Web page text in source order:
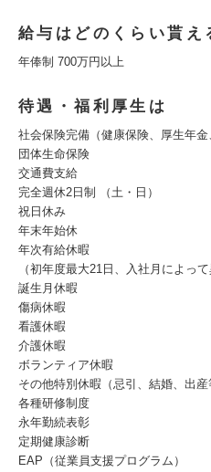
給与はどのくらい貰え
年俸制 700万円以上
待遇・福利厚生は
社会保険完備（健康保険、厚生年金
団体生命保険
交通費支給
完全週休2日制 （土・日）
祝日休み
年末年始休
年次有給休暇
（初年度最大21日、入社月によって
誕生月休暇
傷病休暇
看護休暇
介護休暇
ボランティア休暇
その他特別休暇（忌引、結婚、出産
各種研修制度
永年勤続表彰
定期健康診断
EAP（従業員支援プログラム）